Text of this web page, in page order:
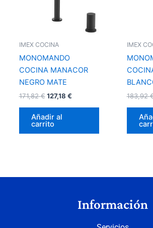
IMEX COCINA
MONOMANDO
COCINA MANACOR
NEGRO MATE
171,82€ 127,18 €
Añadir al
carrito
IMEX
183,92
Información